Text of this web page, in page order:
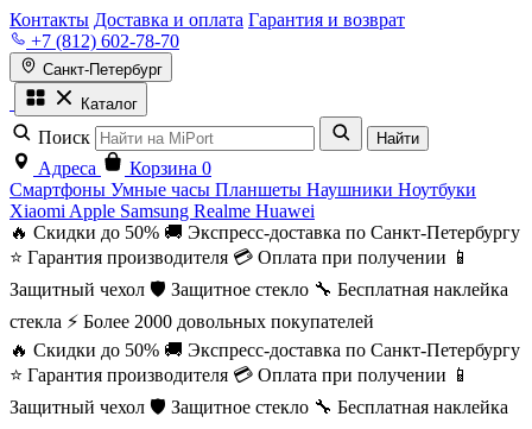
Контакты Доставка и оплата Гарантия и возврат
+7 (812) 602-78-70
Санкт-Петербург
Каталог
Поиск Найти
Адреса Корзина 0
Смартфоны Умные часы Планшеты Наушники Ноутбуки
Xiaomi Apple Samsung Realme Huawei
🔥 Скидки до 50% 🚚 Экспресс-доставка по Санкт-Петербургу
⭐ Гарантия производителя 💳 Оплата при получении 📱
Защитный чехол 🛡️ Защитное стекло 🔧 Бесплатная наклейка
стекла ⚡ Более 2000 довольных покупателей
🔥 Скидки до 50% 🚚 Экспресс-доставка по Санкт-Петербургу
⭐ Гарантия производителя 💳 Оплата при получении 📱
Защитный чехол 🛡️ Защитное стекло 🔧 Бесплатная наклейка